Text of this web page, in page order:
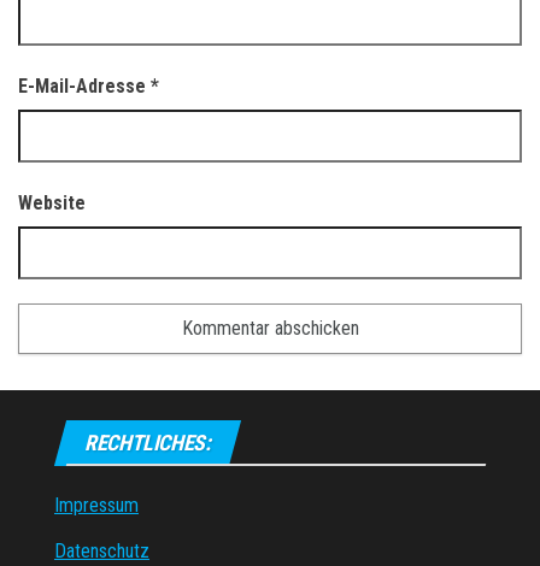
E-Mail-Adresse *
Website
RECHTLICHES:
Impressum
Datenschutz